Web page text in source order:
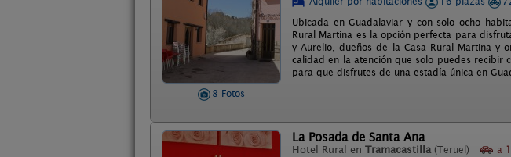
8 Fotos
Ubicada en Guadalaviar y con solo ocho
Rural Martina es la opción perfecta para
y Aurelio, dueños de la Casa Rural Martina y
calidad en la atención que solo puedes recibir
para que disfrutes de una estadía única en
La Posada de Santa Ana
Hotel Rural en Tramacastilla (Teruel) a